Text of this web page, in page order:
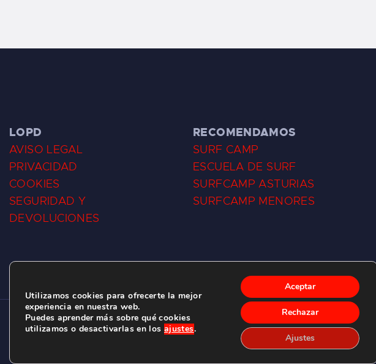
LOPD
AVISO LEGAL
PRIVACIDAD
COOKIES
SEGURIDAD Y
DEVOLUCIONES
RECOMENDAMOS
SURF CAMP
ESCUELA DE SURF
SURFCAMP ASTURIAS
SURFCAMP MENORES
CLUB DE SURF LAS DUNAS ©2026.
C/ BERNARDO ÁLVAREZ GALAN 1, SALINAS (ASTURIAS)
Utilizamos cookies para ofrecerte la mejor
experiencia en nuestra web.
Puedes aprender más sobre qué cookies
utilizamos o desactivarlas en los ajustes.
Aceptar
Rechazar
Ajustes